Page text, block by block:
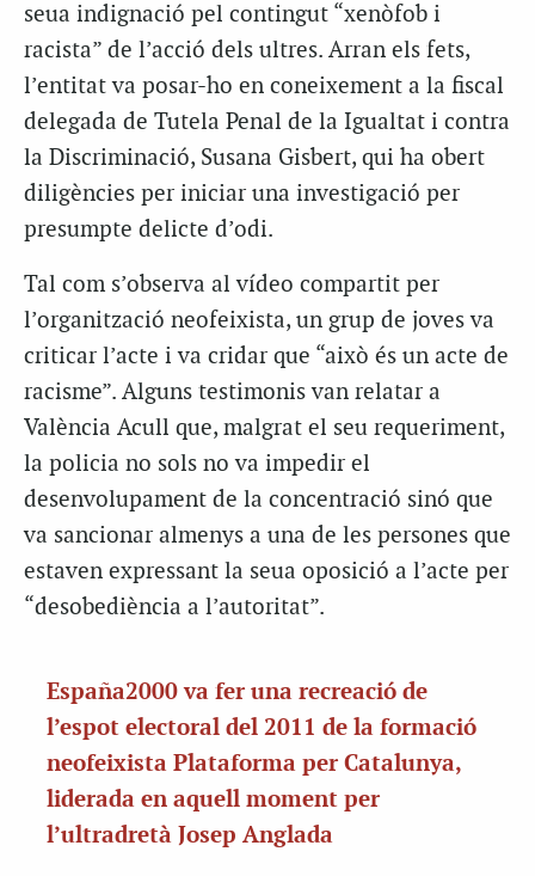
seua indignació pel contingut “xenòfob i
racista” de l’acció dels ultres. Arran els fets,
l’entitat va posar-ho en coneixement a la fiscal
delegada de Tutela Penal de la Igualtat i contra
la Discriminació, Susana Gisbert, qui ha obert
diligències per iniciar una investigació per
presumpte delicte d’odi.
Tal com s’observa al vídeo compartit per
l’organització neofeixista, un grup de joves va
criticar l’acte i va cridar que “això és un acte de
racisme”. Alguns testimonis van relatar a
València Acull que, malgrat el seu requeriment,
la policia no sols no va impedir el
desenvolupament de la concentració sinó que
va sancionar almenys a una de les persones que
estaven expressant la seua oposició a l’acte per
“desobediència a l’autoritat”.
España2000 va fer una recreació de
l’espot electoral del 2011 de la formació
neofeixista Plataforma per Catalunya,
liderada en aquell moment per
l’ultradretà Josep Anglada